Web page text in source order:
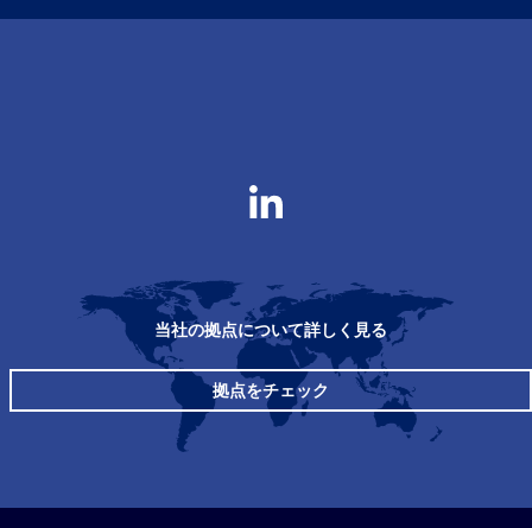
当社の拠点について詳しく見る
拠点をチェック